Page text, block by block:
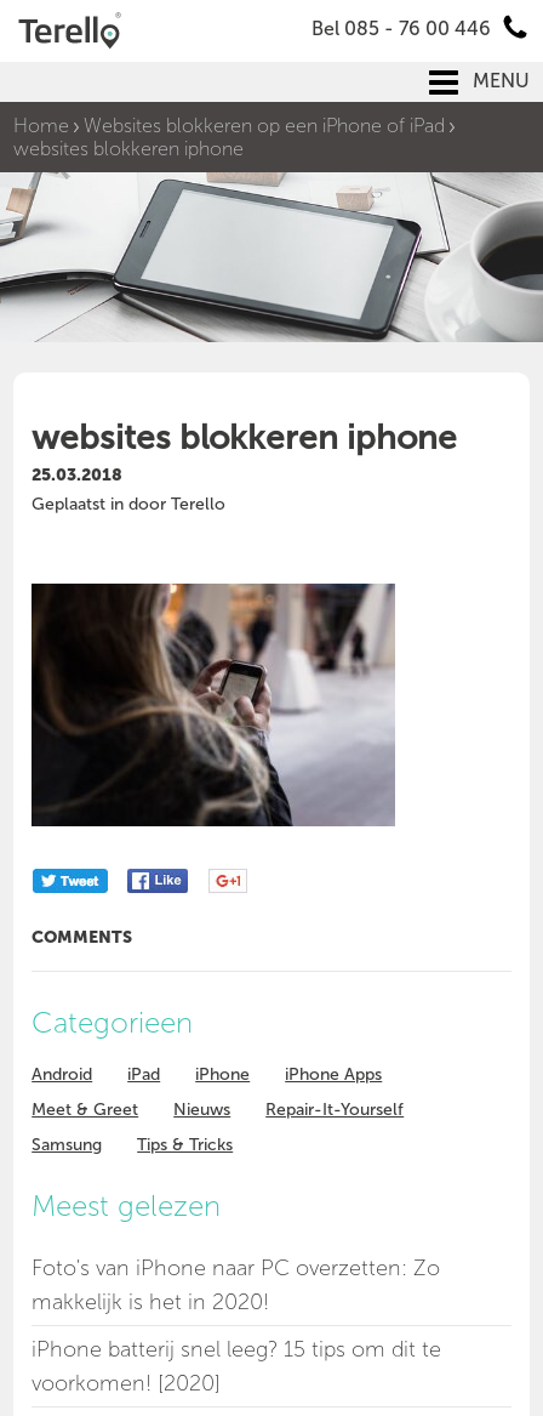
Bel 085 - 76 00 446
MENU
Home
Websites blokkeren op een iPhone of iPad
websites blokkeren iphone
websites blokkeren iphone
25.03.2018
Geplaatst in door Terello
COMMENTS
Categorieen
Android iPad iPhone
iPhone Apps
Meet & Greet
Nieuws
Repair-It-Yourself
Samsung
Tips & Tricks
Meest gelezen
Foto's van iPhone naar PC overzetten: Zo
makkelijk is het in 2020!
iPhone batterij snel leeg? 15 tips om dit te
voorkomen! [2020]